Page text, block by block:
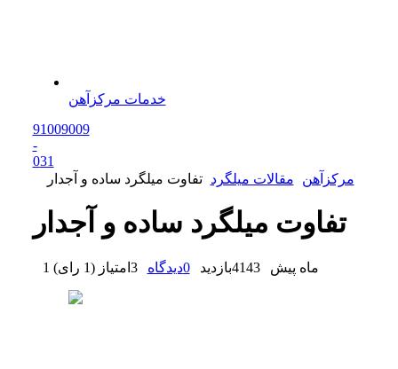
خدمات مرکزآهن
91009009
-
031
مرکزآهن
مقالات میلگرد تفاوت میلگرد ساده و آجدار
تفاوت میلگرد ساده و آجدار
1 ماه پیش 4143بازدید 0دیدگاه 3 امتیاز (1 رای )